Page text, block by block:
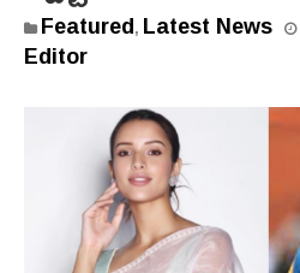
Featured, Latest News
Editor